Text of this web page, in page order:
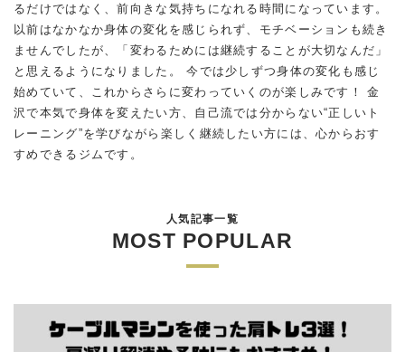
るだけではなく、前向きな気持ちになれる時間になっています。
以前はなかなか身体の変化を感じられず、モチベーションも続き
ませんでしたが、「変わるためには継続することが大切なんだ」
と思えるようになりました。 今では少しずつ身体の変化も感じ
始めていて、これからさらに変わっていくのが楽しみです！ 金
沢で本気で身体を変えたい方、自己流では分からない“正しいト
レーニング”を学びながら楽しく継続したい方には、心からおす
すめできるジムです。
人気記事一覧
MOST POPULAR